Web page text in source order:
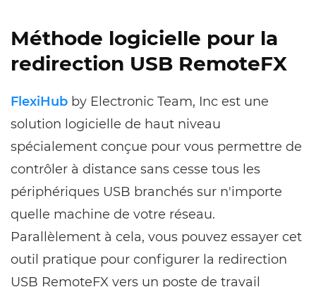
Méthode logicielle pour la
redirection USB RemoteFX
FlexiHub by Electronic Team, Inc est une
solution logicielle de haut niveau
spécialement conçue pour vous permettre de
contrôler à distance sans cesse tous les
périphériques USB branchés sur n'importe
quelle machine de votre réseau.
Parallèlement à cela, vous pouvez essayer cet
outil pratique pour configurer la redirection
USB RemoteFX vers un poste de travail